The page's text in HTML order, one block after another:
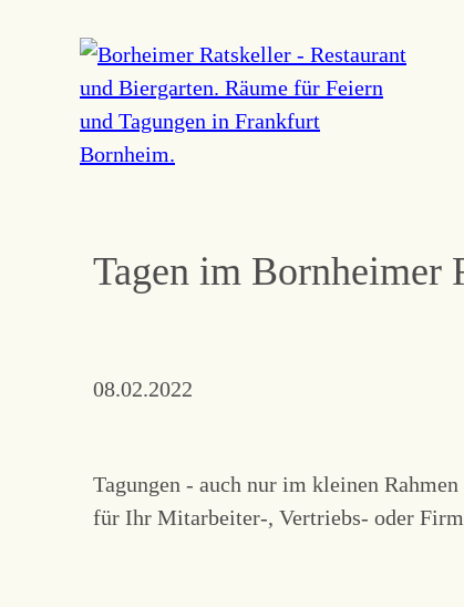
Navigation
überspringen
Tagen im Bornheimer
08.02.2022
Tagungen - auch nur im kleinen
für Ihr Mitarbeiter-, Vertriebs- oder